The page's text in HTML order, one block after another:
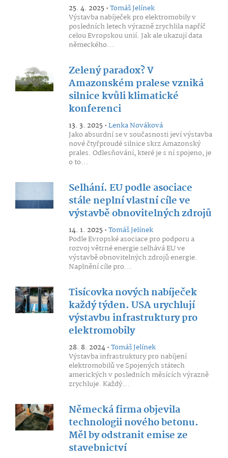
25. 4. 2025 •Tomáš Jelínek
Výstavba nabíječek pro elektromobily v
posledních letech výrazně zrychlila napříč
celou Evropskou unií. Jak ale ukazují data
německého...
Zelený paradox? V
Amazonském pralese vzniká
silnice kvůli klimatické
konferenci
13. 3. 2025 •Lenka Nováková
Jako absurdní se v současnosti jeví výstavba
nové čtyřproudé silnice skrz Amazonský
prales. Odlesňování, které je s ní spojeno, je
o to...
Selhání. EU podle asociace
stále neplní vlastní cíle ve
výstavbě obnovitelných zdrojů
14. 1. 2025 •Tomáš Jelínek
Podle Evropské asociace pro podporu a
rozvoj větrné energie selhává EU ve
výstavbě obnovitelných zdrojů energie.
Naplnění cíle pro...
Tisícovka nových nabíječek
každý týden. USA urychlují
výstavbu infrastruktury pro
elektromobily
28. 8. 2024 •Tomáš Jelínek
Výstavba infrastruktury pro nabíjení
elektromobilů ve Spojených státech
amerických v posledních měsících výrazně
zrychluje. Každý...
Německá firma objevila
technologii nového betonu.
Měl by odstranit emise ze
stavebnictví